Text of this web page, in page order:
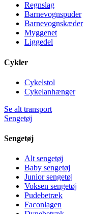
Regnslag
Barnevognspuder
Barnevognskæder
Myggenet
Liggedel
Cykler
Cykelstol
Cykelanhænger
Se alt transport
Sengetøj
Sengetøj
Alt sengetøj
Baby sengetøj
Junior sengetøj
Voksen sengetøj
Pudebetræk
Faconlagen